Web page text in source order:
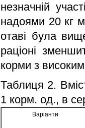
незначній
надоями 20 кг
отаві була
раціоні
корми з
Таблиця 2.
1 корм. од., в
Варіанти